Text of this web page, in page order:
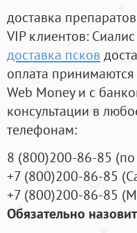
доставка
VIP клиентов:
доставка псков
оплата
Web Money и с
консультации в
телефонам:
8 (800)200-86-85 (
+7 (800)200-86-85 (
+7 (800)200-86-85 (
Обязательно